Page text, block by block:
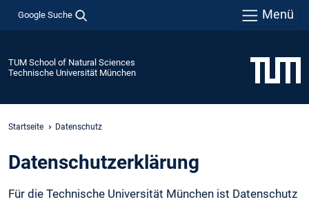
Google Suche Menü
TUM School of Natural Sciences
Technische Universität München
Startseite Datenschutz
Daten­schutz­erklärung
Für die Technische Universität München ist Datenschutz